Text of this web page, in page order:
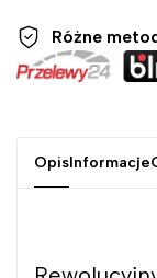
Różne
OpisInformacje